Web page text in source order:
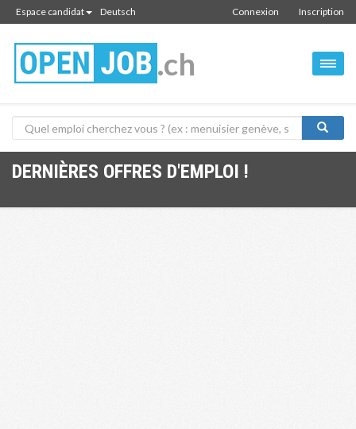
Espace candidat Deutsch Inscription
Connexion
.ch
DERNIÈRES OFFRES D'EMPLOI !